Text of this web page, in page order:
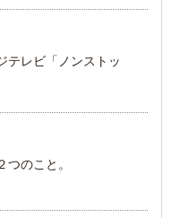
テレビ「ノンストッ
のこと。